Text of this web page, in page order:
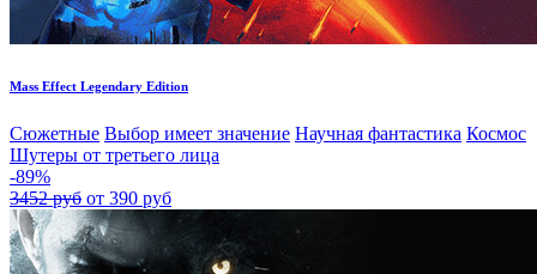
Mass Effect Legendary Edition
Сюжетные Выбор имеет значение Научная фантастика Космос
Шутеры от третьего лица
-89%
3452 руб от 390 руб